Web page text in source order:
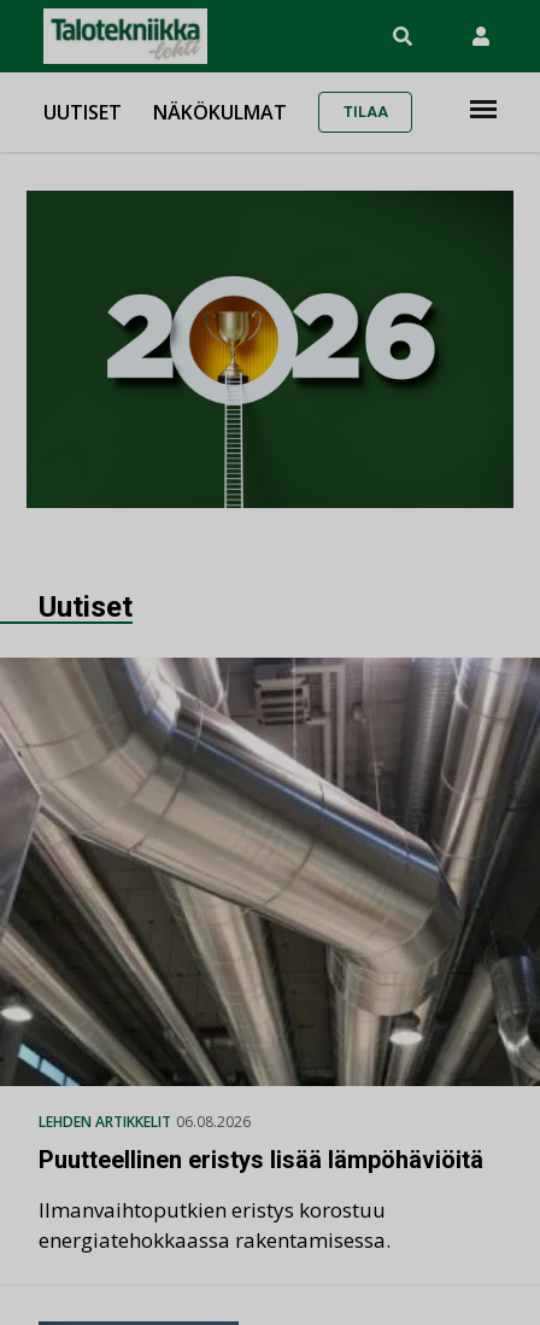
UUTISET NÄKÖKULMAT TILAA
Uutiset
LEHDEN ARTIKKELIT 06.08.2026
Puutteellinen eristys lisää lämpöhäviöitä
Ilmanvaihtoputkien eristys korostuu
energiatehokkaassa rakentamisessa.